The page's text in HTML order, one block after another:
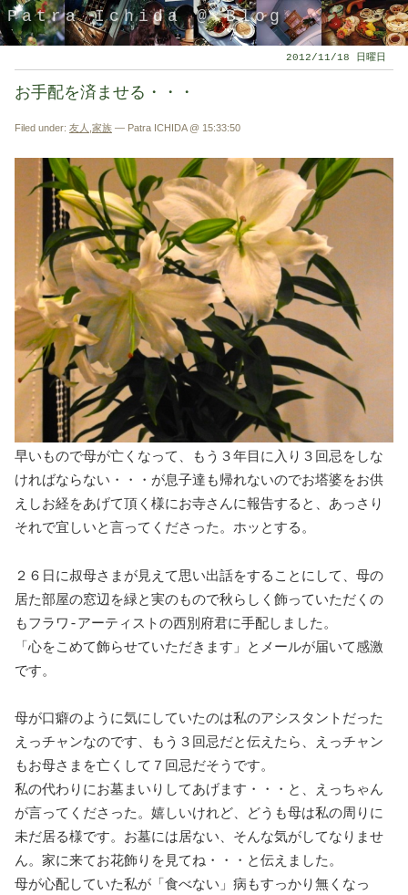
Patra Ichida @ Blog
引退したスタイリストの隠居ブログ
2012/11/18 日曜日
お手配を済ませる・・・
Filed under: 友人 家族 — Patra ICHIDA @ 15:33:50
早いもので母が亡くなって、もう３年目に入り３回忌をしな
ければならない・・・が息子達も帰れないのでお塔婆をお供
えしお経をあげて頂く様にお寺さんに報告すると、あっさり
それで宜しいと言ってくださった。ホッとする。
２６日に叔母さまが見えて思い出話をすることにして、母の
居た部屋の窓辺を緑と実のもので秋らしく飾っていただくの
もフラワ-アーティストの西別府君に手配しました。
「心をこめて飾らせていただきます」とメールが届いて感激
です。
母が口癖のように気にしていたのは私のアシスタントだった
えっチャンなのです、もう３回忌だと伝えたら、えっチャン
もお母さまを亡くして７回忌だそうです。
私の代わりにお墓まいりしてあげます・・・と、えっちゃん
が言ってくださった。嬉しいけれど、どうも母は私の周りに
未だ居る様です。お墓には居ない、そんな気がしてなりませ
ん。家に来てお花飾りを見てね・・・と伝えました。
母が心配していた私が「食べない」病もすっかり無くなっ